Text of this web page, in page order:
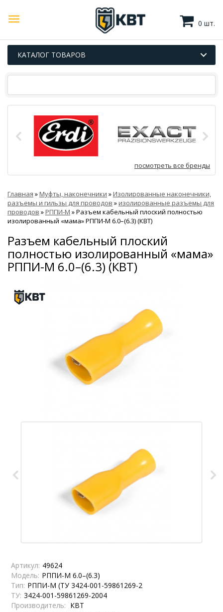
0 шт.
КАТАЛОГ ТОВАРОВ
посмотреть все бренды
Главная »Муфты, наконечники »Изолированные наконечники,
разъемы и гильзы для проводов »изолированные разъемы для
проводов »РППИ-М »Разъем кабельный плоский полностью
изолированный «мама» РППИ-М 6.0–(6.3) (КВТ)
Разъем кабельный плоский
полностью изолированный «мама»
РППИ-М 6.0–(6.3) (КВТ)
Артикул: 49624
Модель: РППИ-М 6.0–(6.3)
Тип: РППИ-М (ТУ 3424-001-59861269-2
ТУ: 3424-001-59861269-2004
Производитель: КВТ